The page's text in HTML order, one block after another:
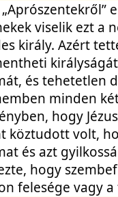
viselik ezt a
király. Azért
és tehetetlen
minden
hogy
köztudott volt,
és azt
hogy
felesége vagy